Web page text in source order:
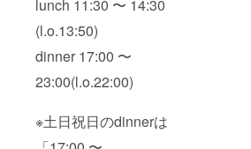
lunch 11:30 〜 14:30
(l.o.13:50)
dinner 17:00 〜
23:00(l.o.22:00)
※土日祝日のdinnerは